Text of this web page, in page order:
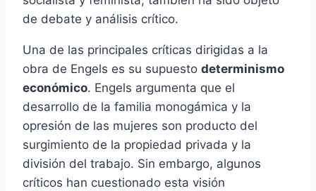
de debate y análisis crítico.
Una de las principales críticas dirigidas a la
obra de Engels es su supuesto determinismo
económico. Engels argumenta que el
desarrollo de la familia monogámica y la
opresión de las mujeres son producto del
surgimiento de la propiedad privada y la
división del trabajo. Sin embargo, algunos
críticos han cuestionado esta visión